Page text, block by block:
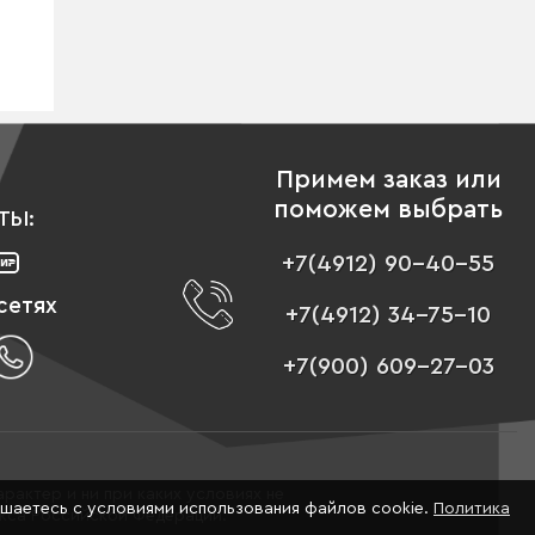
Примем заказ или
поможем выбрать
+7(4912) 90-40-55
+7(4912) 34-75-10
+7(900) 609-27-03
Российской Федерации.
с условиями использования файлов cookie. Политика